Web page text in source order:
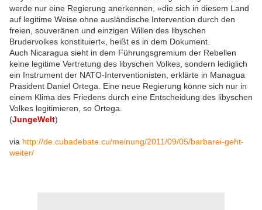
werde nur eine Regierung anerkennen, »die sich in diesem Land
auf legitime Weise ohne ausländische Intervention durch den
freien, souveränen und einzigen Willen des libyschen
Brudervolkes konstituiert«, heißt es in dem Dokument.
Auch Nicaragua sieht in dem Führungsgremium der Rebellen
keine legitime Vertretung des libyschen Volkes, sondern lediglich
ein Instrument der NATO-Interventionisten, erklärte in Managua
Präsident Daniel Ortega. Eine neue Regierung könne sich nur in
einem Klima des Friedens durch eine Entscheidung des libyschen
Volkes legitimieren, so Ortega.
(JungeWelt)
via http://de.cubadebate.cu/meinung/2011/09/05/barbarei-geht-
weiter/